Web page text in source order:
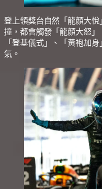
登上領獎台自然「龍顏大
撞，都會觸發「龍顏大怒
「登基儀式」、「黃袍加
氣。